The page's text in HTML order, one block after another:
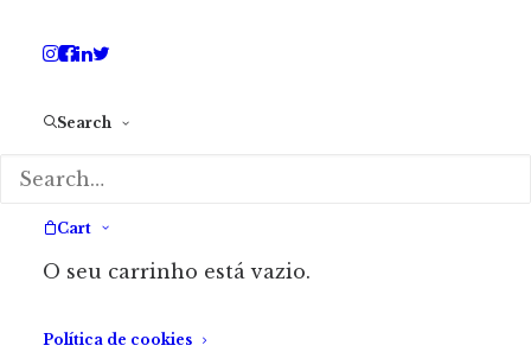
Search
Cart
O seu carrinho está vazio.
Política de cookies
SOBRE A AUTORA
Joana Bastardo
Joana Bastardo nasceu em 1989, no Porto.
Agora médica de família em Vila Real, escreve à
e madrugadas insones. Autodidata, dedica-se à